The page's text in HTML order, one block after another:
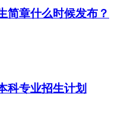
简章什么时候发布？
科专业招生计划